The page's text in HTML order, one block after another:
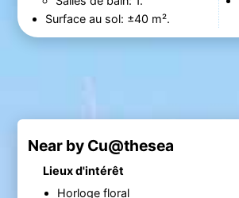
Surface au sol: ±40 m².
Near by Cu@thesea
Lieux d'intérêt
Horloge floral